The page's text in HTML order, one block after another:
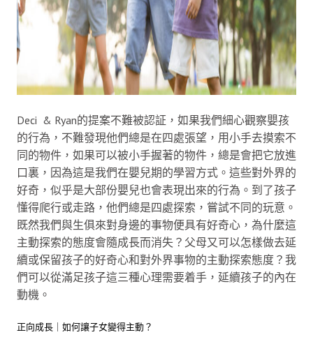
Deci & Ryan的提案不難被認証，如果我們細心觀察嬰孩
的行為，不難發現他們總是在四處張望，用小手去摸索不
同的物件，如果可以被小手握著的物件，總是會把它放進
口裏，因為這是我們在嬰兒期的學習方式。這些對外界的
好奇，似乎是大部份嬰兒也會表現出來的行為。到了孩子
懂得爬行或走路，他們總是四處探索，嘗試不同的玩意。
既然我們與生俱來對身邊的事物便具有好奇心，為什麼這
主動探索的態度會隨成長而消失？父母又可以怎樣做去延
續或保留孩子的好奇心和對外界事物的主動探索態度？我
們可以從滿足孩子這三種心理需要着手，延續孩子的內在
動機。
正向成長｜如何讓子女變得主動？